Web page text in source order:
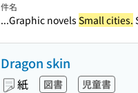
件名
...Graphic novels Small cities.
Dragon skin
紙 図書 児童書